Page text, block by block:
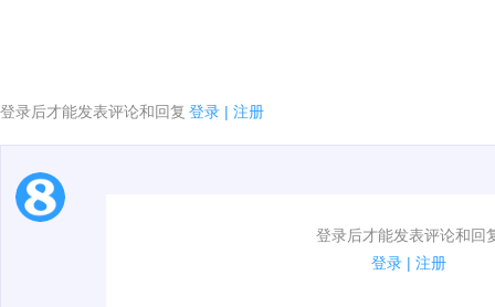
登录后才能发表评论和回复 登录 | 注册
登录后才能发表评论和回
登录 | 注册
1.电脑端新用户可以发表评论了！